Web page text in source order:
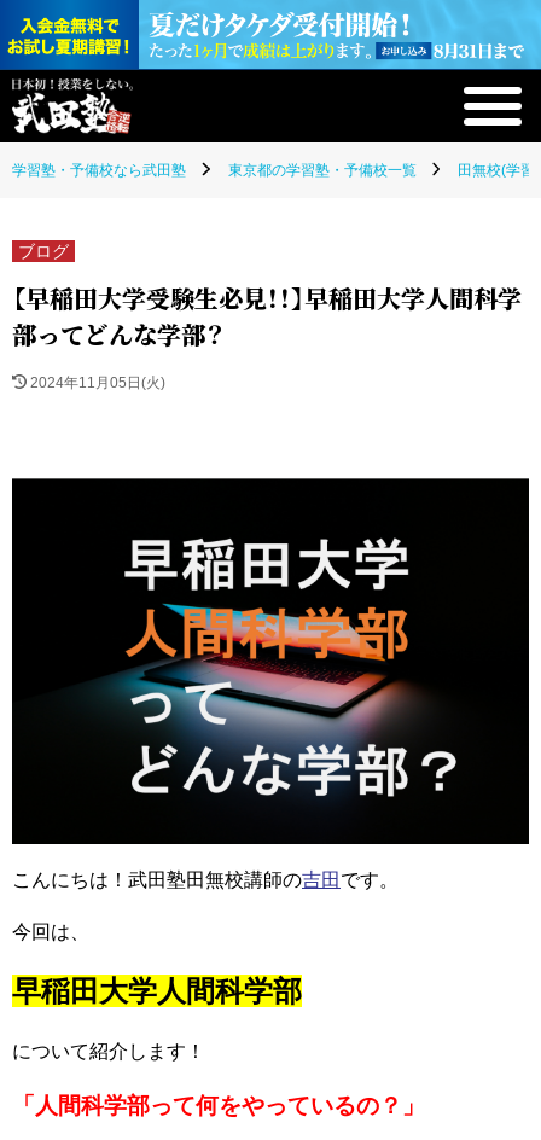
学習塾・予備校なら武田塾 東京都の学習塾・予備校一覧 田無校(学習
ブログ
【早稲田大学受験生必見！！】早稲田大学人間科学
部ってどんな学部？
2024年11月05日(火)
こんにちは！武田塾田無校講師の吉田 です。
今回は、
早稲田大学人間科学部
について紹介します！
「人間科学部って何をやっているの？」